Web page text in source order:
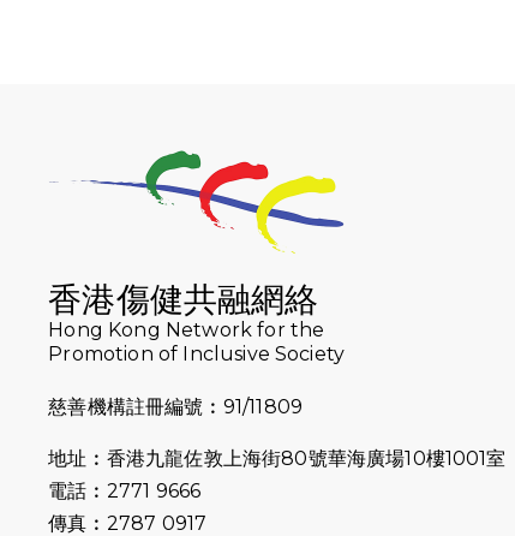
香港傷健共融網絡
Hong Kong Network for the
Promotion of Inclusive Society
慈善機構註冊編號︰91/11809
地址︰香港九龍佐敦上海街80號華海廣場10樓1001室
電話︰2771 9666
傳真︰2787 0917